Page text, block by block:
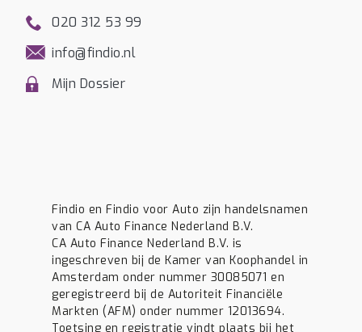
020 312 53 99
info@findio.nl
Mijn Dossier
Findio en Findio voor Auto zijn handelsnamen
van CA Auto Finance Nederland B.V.
CA Auto Finance Nederland B.V. is
ingeschreven bij de Kamer van Koophandel in
Amsterdam onder nummer 30085071 en
geregistreerd bij de Autoriteit Financiële
Markten (AFM) onder nummer 12013694.
Toetsing en registratie vindt plaats bij het